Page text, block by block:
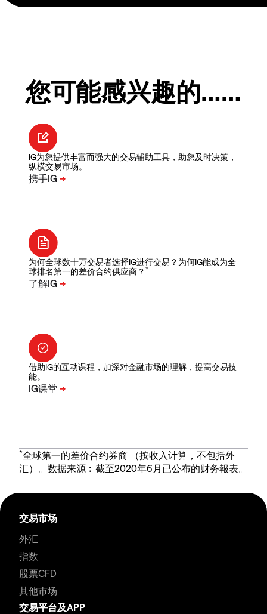
您可能感兴趣的……
IG为您提供丰富而强大的交易辅助工具，助您及时决策，
纵横交易市场。
为何全球数十万交易者选择IG进行交易？为何IG能成为全
球排名第一的差价合约供应商？ *
借助IG的互动课程，加深对金融市场的理解，提高交易技
能。
*全球第一的差价合约券商 （按收入计算，不包括外
汇）。数据来源︰截至2020年6月已公布的财务報表。
交易市场
外汇
指数
股票CFD
其他市场
交易平台及APP